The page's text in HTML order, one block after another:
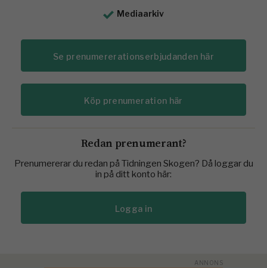
Mediaarkiv
Se prenumererationserbjudanden här
Köp prenumeration här
Redan prenumerant?
Prenumererar du redan på Tidningen Skogen? Då loggar du
in på ditt konto här:
Logga in